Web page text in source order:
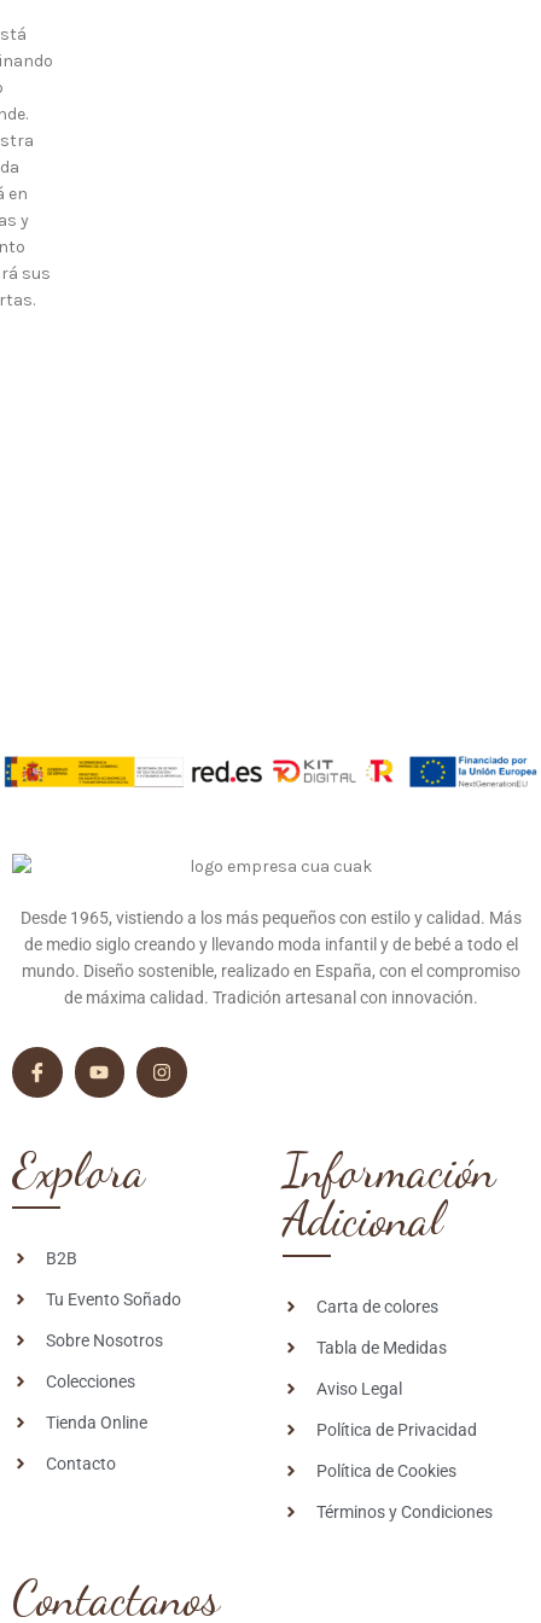
en
y
sus
Desde 1965, vistiendo a los más pequeños con estilo y calidad. Más
de medio siglo creando y llevando moda infantil y de bebé a todo el
mundo. Diseño sostenible, realizado en España, con el compromiso
de máxima calidad. Tradición artesanal con innovación.
Explora
B2B
Tu Evento Soñado
Sobre Nosotros
Colecciones
Tienda Online
Contacto
Información
Adicional
Carta de colores
Tabla de Medidas
Aviso Legal
Política de Privacidad
Política de Cookies
Términos y Condiciones
Contactanos